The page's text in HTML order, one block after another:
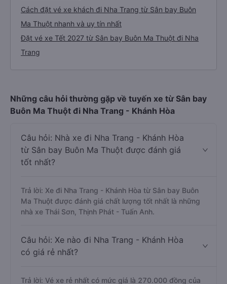
Cách đặt vé xe khách đi Nha Trang từ Sân bay Buôn
Ma Thuột nhanh và uy tín nhất
Đặt vé xe Tết 2027 từ Sân bay Buôn Ma Thuột đi Nha
Trang
Những câu hỏi thường gặp về tuyến xe từ Sân bay
Buôn Ma Thuột đi Nha Trang - Khánh Hòa
Câu hỏi: Nhà xe đi Nha Trang - Khánh Hòa
từ Sân bay Buôn Ma Thuột được đánh giá
tốt nhất?
Trả lời: Xe đi Nha Trang - Khánh Hòa từ Sân bay Buôn
Ma Thuột được đánh giá chất lượng tốt nhất là những
nhà xe Thái Sơn, Thịnh Phát - Tuấn Anh.
Câu hỏi: Xe nào đi Nha Trang - Khánh Hòa
có giá rẻ nhất?
Trả lời: Vé xe rẻ nhất có mức giá là 270.000 đồng của